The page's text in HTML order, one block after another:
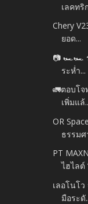
เลคทริ
Chery
ยอด...
📷 🏎️🏎️ ร
ระห่ำ...
🚛ตอบโ
เพิ่มแล้
OR
ธรรมศ
PT
ไฮไลต์
เลอโนโ
มือระดั